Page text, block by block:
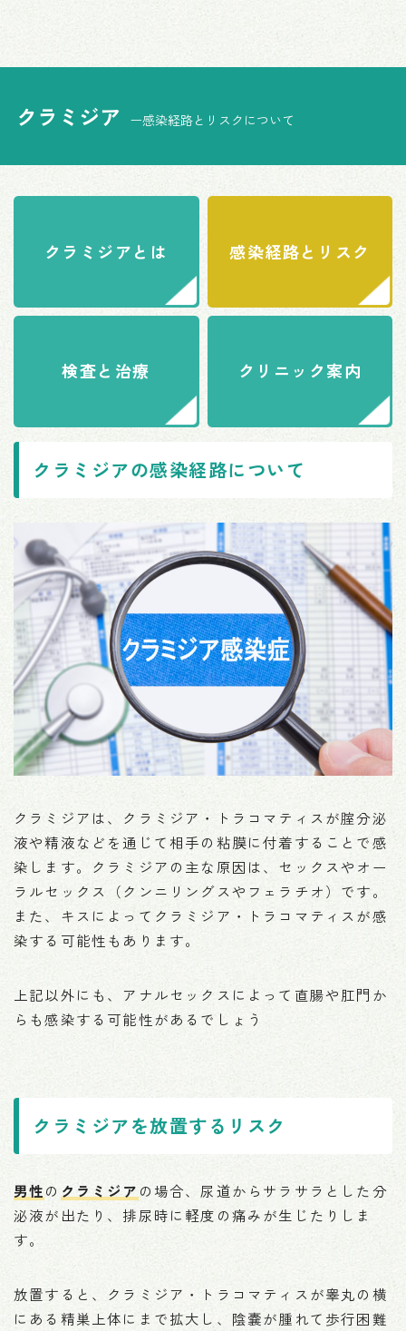
クラミジア ー感染経路とリスクについて
クラミジアとは 感染経路とリスク
検査と治療 クリニック案内
クラミジアの感染経路について
クラミジアは、クラミジア・トラコマティスが腟分泌
液や精液などを通じて相手の粘膜に付着することで感
染します。クラミジアの主な原因は、セックスやオー
ラルセックス（クンニリングスやフェラチオ）です。
また、キスによってクラミジア・トラコマティスが感
染する可能性もあります。
上記以外にも、アナルセックスによって直腸や肛門か
らも感染する可能性があるでしょう
クラミジアを放置するリスク
男性の クラミジア の場合、尿道からサラサラとした分
泌液が出たり、排尿時に軽度の痛みが生じたりしま
す。
放置すると、クラミジア・トラコマティスが睾丸の横
にある精巣上体にまで拡大し、陰嚢が腫れて歩行困難